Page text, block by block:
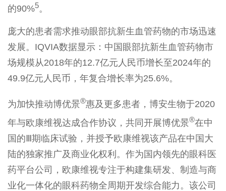
的90%5。
庞大的患者需求推动眼部抗新生血管药物的市场迅速
发展。IQVIA数据显示：中国眼部抗新生血管药物市
场规模从2018年的12.7亿元人民币增长至2024年的
49.9亿元人民币，年复合增长率为25.6%。
为加快推动博优景®惠及更多患者，博安生物于2020
年与欧康维视达成合作协议，共同开展博优景®在中
国的Ⅲ期临床试验，并授予欧康维视该产品在中国大
陆的独家推广及商业化权利。作为国内领先的眼科医
药平台公司，欧康维视专注于构建集研发、制造与商
业化一体化的眼科药物全周期开发综合能力。该公司